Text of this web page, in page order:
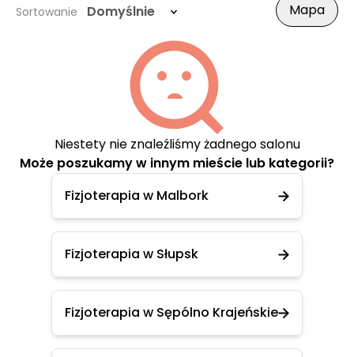
Sortowanie Domyślnie Mapa
Niestety nie znaleźliśmy żadnego salonu
Może poszukamy w innym mieście lub kategorii?
Fizjoterapia w Malbork
Fizjoterapia w Słupsk
Fizjoterapia w Sępólno Krajeńskie